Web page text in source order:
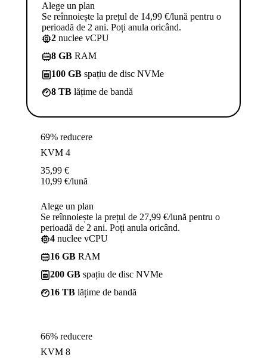
Alege un plan
Se reînnoiește la prețul de 14,99 €/lună pentru o
perioadă de 2 ani. Poți anula oricând.
2 nuclee vCPU
8 GB RAM
100 GB spațiu de disc NVMe
8 TB lățime de bandă
69% reducere
KVM 4
35,99 €
10,99 €/lună
Alege un plan
Se reînnoiește la prețul de 27,99 €/lună pentru o
perioadă de 2 ani. Poți anula oricând.
4 nuclee vCPU
16 GB RAM
200 GB spațiu de disc NVMe
16 TB lățime de bandă
66% reducere
KVM 8